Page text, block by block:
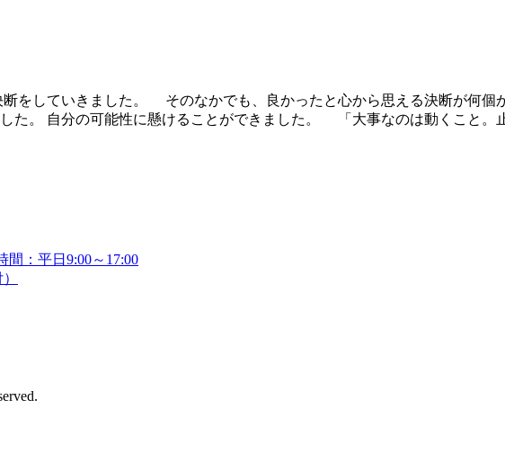
をしていきました。 そのなかでも、良かったと心から思える決断が何
た。 自分の可能性に懸けることができました。 「大事なのは動くこと。
間：平日9:00～17:00